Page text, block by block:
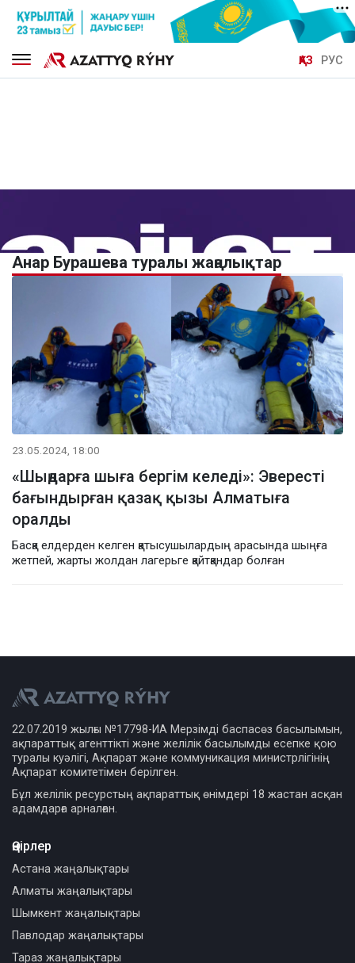
ҚАЗ РУС
Анар Бурашева туралы жаңалықтар
23.05.2024, 18:00
«Шыңдарға шыға бергім келеді»: Эвересті
бағындырған қазақ қызы Алматыға
оралды
Басқа елдерден келген қатысушылардың арасында шыңға
жетпей, жарты жолдан лагерьге қайтқандар болған
22.07.2019 жылғы №17798-ИА Мерзімді баспасөз басылымын,
ақпараттық агенттікті және желілік басылымды есепке қою
туралы куәлігі, Ақпарат және коммуникация министрлігінің
Ақпарат комитетімен берілген.
Бұл желілік ресурстың ақпараттық өнімдері 18 жастан асқан
адамдарға арналған.
Өңірлер
Астана жаңалықтары
Алматы жаңалықтары
Шымкент жаңалықтары
Павлодар жаңалықтары
Тараз жаңалықтары